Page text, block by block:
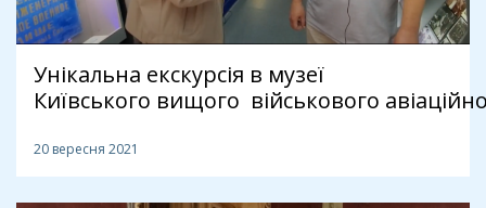
Унікальна екскурсія в музеї
Київського вищого військового
20 вересня 2021